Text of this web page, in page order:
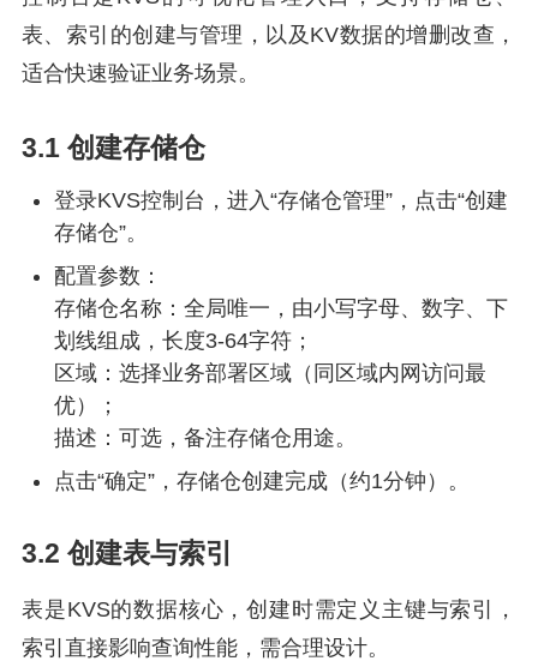
表、索引的创建与管理，以及KV数据的增删改查，
适合快速验证业务场景。
3.1 创建存储仓
登录KVS控制台，进入“存储仓管理”，点击“创建
存储仓”。
配置参数：
存储仓名称：全局唯一，由小写字母、数字、下
划线组成，长度3-64字符；
区域：选择业务部署区域（同区域内网访问最
优）；
描述：可选，备注存储仓用途。
点击“确定”，存储仓创建完成（约1分钟）。
3.2 创建表与索引
表是KVS的数据核心，创建时需定义主键与索引，
索引直接影响查询性能，需合理设计。